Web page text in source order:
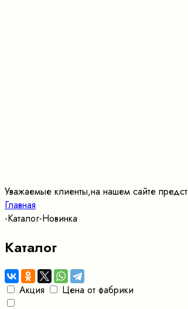
Уважаемые клиенты,на нашем сайте
Главная
-Каталог-Новинка
Каталог
Акция
Цена от фабрики